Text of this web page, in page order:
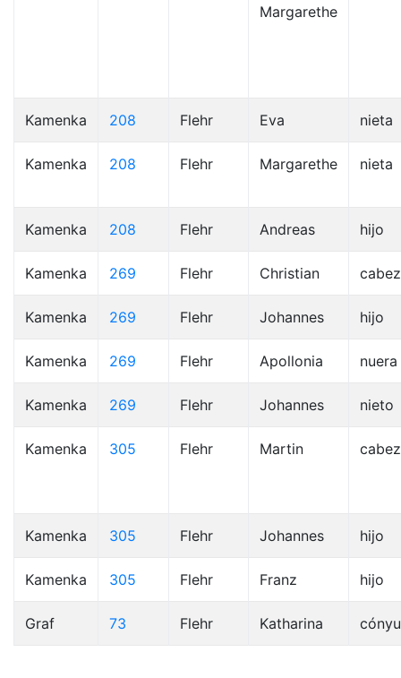
Margarethe
Kamenka 208 Flehr Eva nieta
Kamenka 208 Flehr Margarethe nieta
Kamenka 208 Flehr Andreas hijo
Kamenka 269 Flehr Christian
Kamenka 269 Flehr Johannes hijo
Kamenka 269 Flehr Apollonia nuera
Kamenka 269 Flehr Johannes nieto
Kamenka 305 Flehr Martin
Kamenka 305 Flehr Johannes hijo
Kamenka 305 Flehr Franz hijo
Graf 73 Flehr Katharina